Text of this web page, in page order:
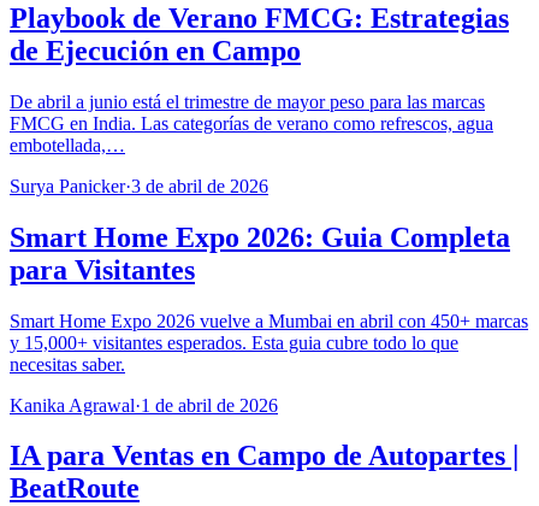
Playbook de Verano FMCG: Estrategias
de Ejecución en Campo
De abril a junio está el trimestre de mayor peso para las marcas
FMCG en India. Las categorías de verano como refrescos, agua
embotellada,…
Surya Panicker·3 de abril de 2026
Smart Home Expo 2026: Guia Completa
para Visitantes
Smart Home Expo 2026 vuelve a Mumbai en abril con 450+ marcas
y 15,000+ visitantes esperados. Esta guia cubre todo lo que
necesitas saber.
Kanika Agrawal·1 de abril de 2026
IA para Ventas en Campo de Autopartes |
BeatRoute